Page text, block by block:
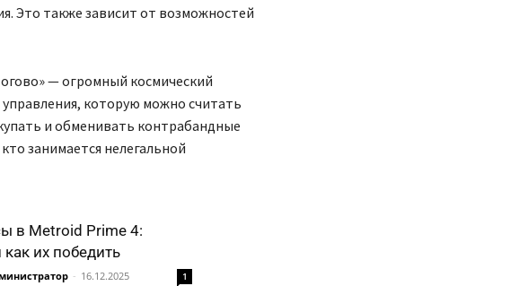
Это также зависит от возможностей
— огромный космический
которую можно считать
и обменивать контрабандные
занимается нелегальной
в Metroid Prime 4:
как их победить
- 16.12.2025 1